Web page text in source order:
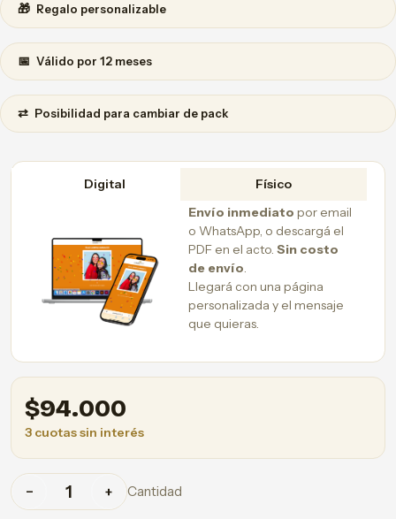
🎁 Regalo personalizable
📅 Válido por 12 meses
⇄ Posibilidad para cambiar de pack
Digital
Físico
Envío inmediato por email
o WhatsApp, o descargá el
PDF en el acto. Sin costo
de envío.
Llegará con una página
personalizada y el mensaje
que quieras.
$94.000
3 cuotas sin interés
− + Cantidad